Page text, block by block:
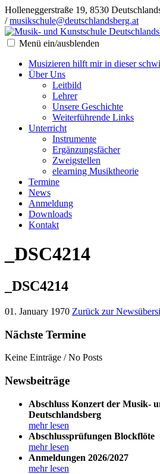
Holleneggerstraße 19, 8530
/musikschule@deutschlandsberg.at
Menü ein/ausblenden
Musizieren hilft mir in dieser
Über Uns
Leitbild
Lehrer
Unsere Geschichte
Weiterführende Links
Unterricht
Instrumente
Ergänzungsfächer
Zweigstellen
elearning Musiktheorie
Termine
News
Anmeldung
Downloads
Kontakt
_DSC4214
_DSC4214
01. January 1970 Zurück zur
Nächste Termine
Keine Einträge / No Posts
Newsbeiträge
Abschluss Konzert der Musik-
Deutschlandsberg
mehr lesen
Abschlussprüfungen Blockflöte
mehr lesen
Anmeldungen 2026/2027
mehr lesen